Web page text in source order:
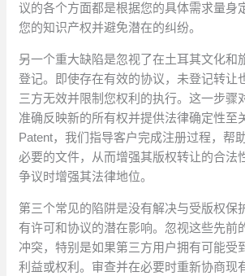
议的各个方面都是根据您的具体需求量身
您的知识产权并避免潜在的纠纷。
另一个重大缺陷是忽视了在土耳其文化和
登记。即使存在有效的协议，未登记转让
三方无效并限制您权利的执行。这一步骤
准确反映新的所有权并提供法律确定性至
Patent，我们指导客户完成注册过程，帮
必要的文件，从而增强其版权转让的合法
争议时增强其法律地位。
第三个常见的陷阱是没有解决与受版权保
有许可和协议的潜在影响。忽视这些先前
冲突，特别是如果第三方用户拥有可能受
利益或权利。审查并在必要时重新协商现